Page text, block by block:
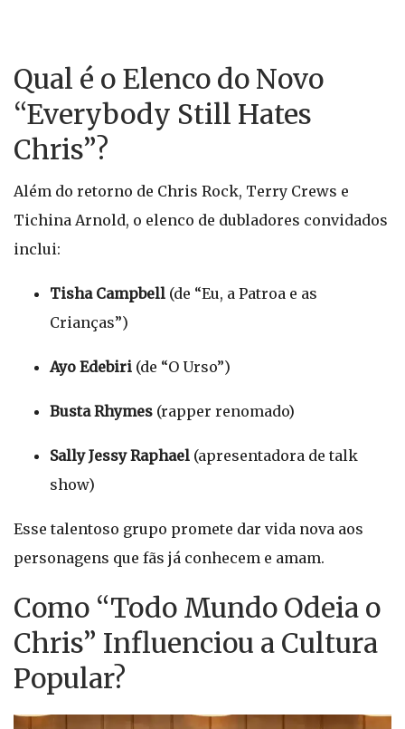
Qual é o Elenco do Novo
“Everybody Still Hates
Chris”?
Além do retorno de Chris Rock, Terry Crews e
Tichina Arnold, o elenco de dubladores convidados
inclui:
Tisha Campbell (de “Eu, a Patroa e as
Crianças”)
Ayo Edebiri (de “O Urso”)
Busta Rhymes (rapper renomado)
Sally Jessy Raphael (apresentadora de talk
show)
Esse talentoso grupo promete dar vida nova aos
personagens que fãs já conhecem e amam.
Como “Todo Mundo Odeia o
Chris” Influenciou a Cultura
Popular?